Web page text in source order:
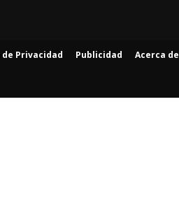
Privacidad Publicidad Acerca de